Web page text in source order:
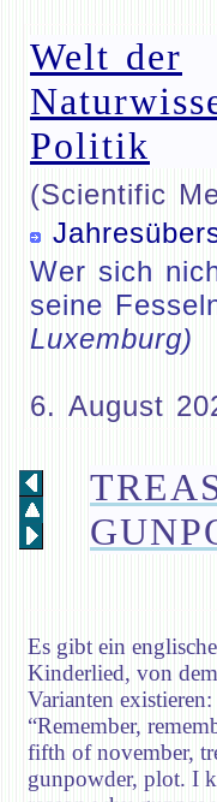
Welt der
Politik
(Scientific
Wer sich
seine
Luxemburg)
6. August
Es gibt ein
Kinderlied, von
Varianten existieren:
“Remember,
fifth of november,
gunpowder, plot. I